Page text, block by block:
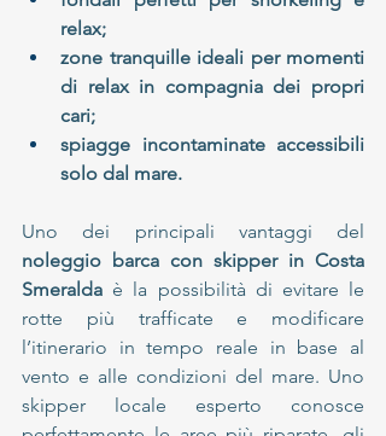
relax;
zone tranquille ideali per momenti
di relax in compagnia dei propri
cari;
spiagge incontaminate accessibili
solo dal mare.
noleggio barca con skipper in Costa
Smeralda è la possibilità di evitare le
rotte più trafficate e modificare
l’itinerario in tempo reale in base al
vento e alle condizioni del mare. Uno
skipper locale esperto conosce